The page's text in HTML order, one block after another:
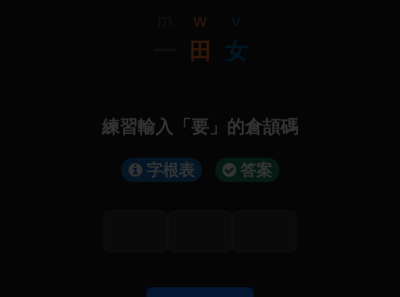
w
田
v
女
練習輸入「要」的倉頡碼
字根表 答案